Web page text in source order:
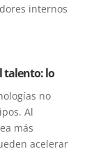
internos
talento: lo
no
Al
más
acelerar